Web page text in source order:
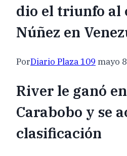
dio el triunfo al
Núñez en
PorDiario Plaza 109 mayo
River le ganó
Carabobo y se
clasificación